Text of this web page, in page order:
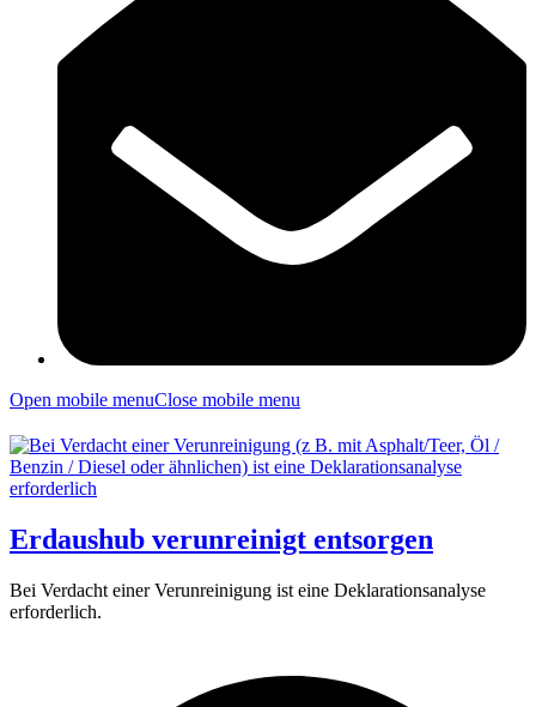
Open mobile menuClose mobile menu
Erdaushub verunreinigt entsorgen
Bei Verdacht einer Verunreinigung ist eine Deklarationsanalyse
erforderlich.